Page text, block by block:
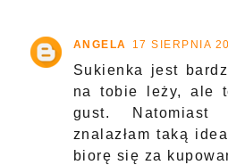
ANGELA 17 SIERPNIA
Sukienka jest
na tobie leży, ale
gust.
znalazłam taką
biorę się za